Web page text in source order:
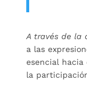
A través de la
a las
esencial
la